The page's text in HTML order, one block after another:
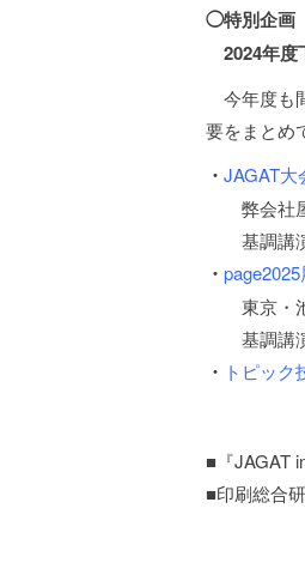
◯特別企画
2024年度
今年度も
要をまとめ
・ JAGAT大
弊会社屋
基調講演
・
東京・池
基調講演
・ トピック
■『JAGAT
■印刷総合